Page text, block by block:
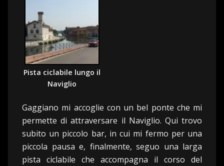
Pista ciclabile lungo il
Naviglio
Gaggiano mi accoglie con un bel ponte che mi
permette di attraversare il Naviglio. Qui trovo
subito un piccolo bar, in cui mi fermo per una
piccola pausa e, finalmente, seguo una larga
pista ciclabile che accompagna il corso del